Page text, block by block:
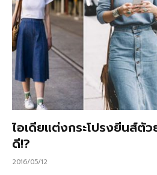
ไอเดียแต่งกระโปรงยีนส์ตัว
ดี!?
2016/05/12